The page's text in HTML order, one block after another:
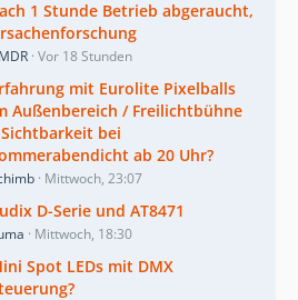
1 Stunde Betrieb abgeraucht,
Vor 18 Stunden
mit Eurolite Pixelballs
Außenbereich / Freilichtbühne
bei
ab 20 Uhr?
Mittwoch, 23:07
D-Serie und AT8471
Mittwoch, 18:30
Spot LEDs mit DMX